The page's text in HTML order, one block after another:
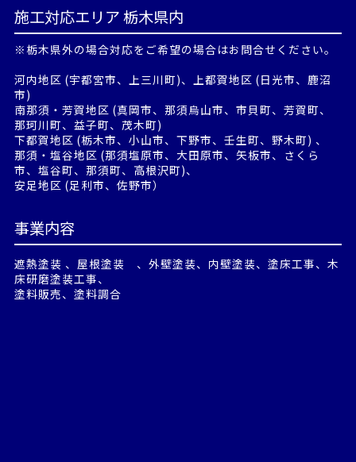
施工対応エリア 栃木県内
※栃木県外の場合対応をご希望の場合はお問合せください。
河内地区 (宇都宮市、上三川町)、上都賀地区 (日光市、鹿沼
市)
南那須・芳賀地区 (真岡市、那須烏山市、市貝町、芳賀町、
那珂川町、益子町、茂木町)
下都賀地区 (栃木市、小山市、下野市、壬生町、野木町) 、
那須・塩谷地区 (那須塩原市、大田原市、矢板市、さくら
市、塩谷町、那須町、高根沢町)、
安足地区 (足利市、佐野市）
事業内容
遮熱塗装 、屋根塗装 、外壁塗装、内壁塗装、塗床工事、木
床研磨塗装工事、
塗料販売、塗料調合